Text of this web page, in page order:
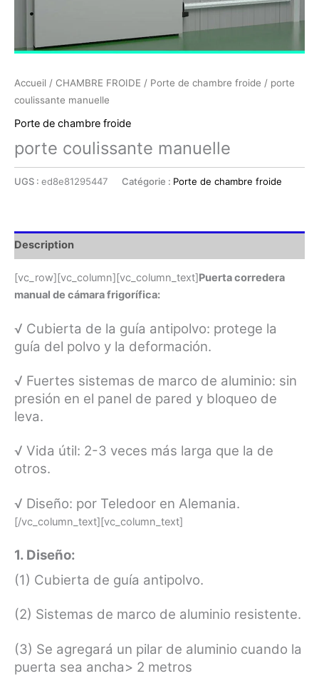
Accueil / CHAMBRE FROIDE / Porte de chambre froide / porte
coulissante manuelle
Porte de chambre froide
porte coulissante manuelle
UGS : ed8e81295447 Catégorie : Porte de chambre froide
Description
[vc_row][vc_column][vc_column_text]Puerta corredera
manual de cámara frigorífica:
√ Cubierta de la guía antipolvo: protege la
guía del polvo y la deformación.
√ Fuertes sistemas de marco de aluminio: sin
presión en el panel de pared y bloqueo de
leva.
√ Vida útil: 2-3 veces más larga que la de
otros.
√ Diseño: por Teledoor en Alemania.
[/vc_column_text][vc_column_text]
1. Diseño:
(1) Cubierta de guía antipolvo.
(2) Sistemas de marco de aluminio resistente.
(3) Se agregará un pilar de aluminio cuando la
puerta sea ancha> 2 metros